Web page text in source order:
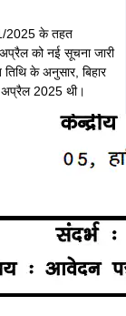
सिटी इंटिमशन